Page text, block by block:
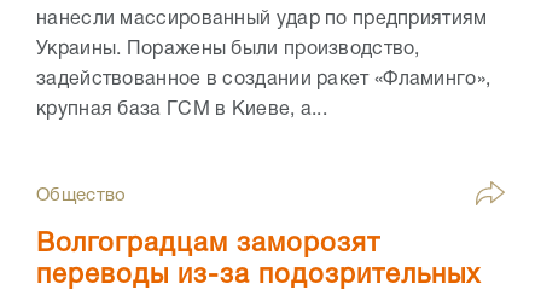
нанесли массированный удар по предприятиям
Украины. Поражены были производство,
задействованное в создании ракет «Фламинго»,
крупная база ГСМ в Киеве, а...
Общество
Волгоградцам заморозят
переводы из-за подозрительных